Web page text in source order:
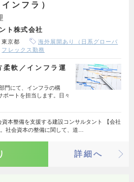
ンフラ）
ト株式会社
東京都
海外展開あり（日系グローバ
フレックス勤務
軟／インフラ運
門にて、インフラの構
ポートを担当します。日々
資本整備を支援する建設コンサルタント 【会社
社会資本の整備に関して、道…
詳細へ